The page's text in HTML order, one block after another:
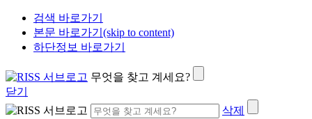
검색 바로가기
본문 바로가기(skip to content)
하단정보 바로가기
무엇을 찾고 계세요?
닫기
삭제